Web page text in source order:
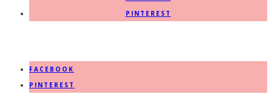
PINTEREST
FACEBOOK
PINTEREST